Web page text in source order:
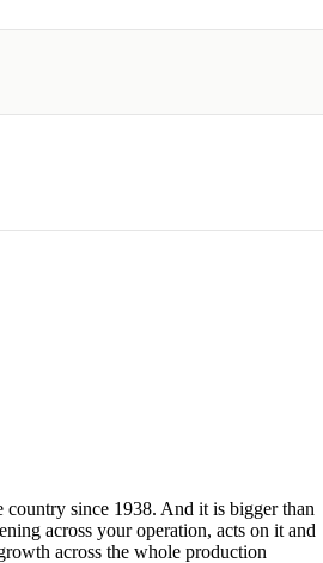
country since 1938. And it is bigger than
across your operation, acts on it and
across the whole production